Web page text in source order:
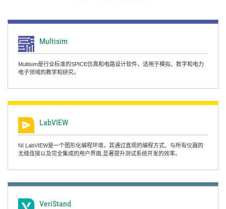
Multisim
Multisim是行业标准的SPICE仿真和电路设计软件，适用于模拟、数字和电力
电子领域的教学和研究。
LabVIEW
NI LabVIEW是一个图形化编程环境，其通过直观的编程方式、与所有仪器的
无缝连接以及完全集成的用户界面,显著提升测试系统开发的效率。
VeriStand